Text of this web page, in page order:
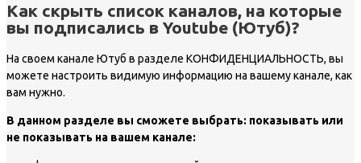
Как скрыть список каналов, на которые
вы подписались в Youtube (Ютуб)?
На своем канале Ютуб в разделе КОНФИДЕНЦИАЛЬНОСТЬ, вы
можете настроить видимую информацию на вашему канале, как
вам нужно.
В данном разделе вы сможете выбрать: показывать или
не показывать на вашем канале: